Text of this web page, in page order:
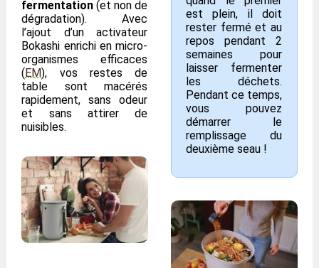
fermentation (et non de
dégradation). Avec
l’ajout d’un activateur
Bokashi enrichi en micro-
organismes efficaces
( EM), vos restes de
table sont macérés
rapidement, sans odeur
et sans attirer de
nuisibles.
est plein, il doit
rester fermé et au
repos pendant 2
semaines pour
laisser fermenter
les déchets.
Pendant ce temps,
vous pouvez
démarrer le
remplissage du
deuxième seau !